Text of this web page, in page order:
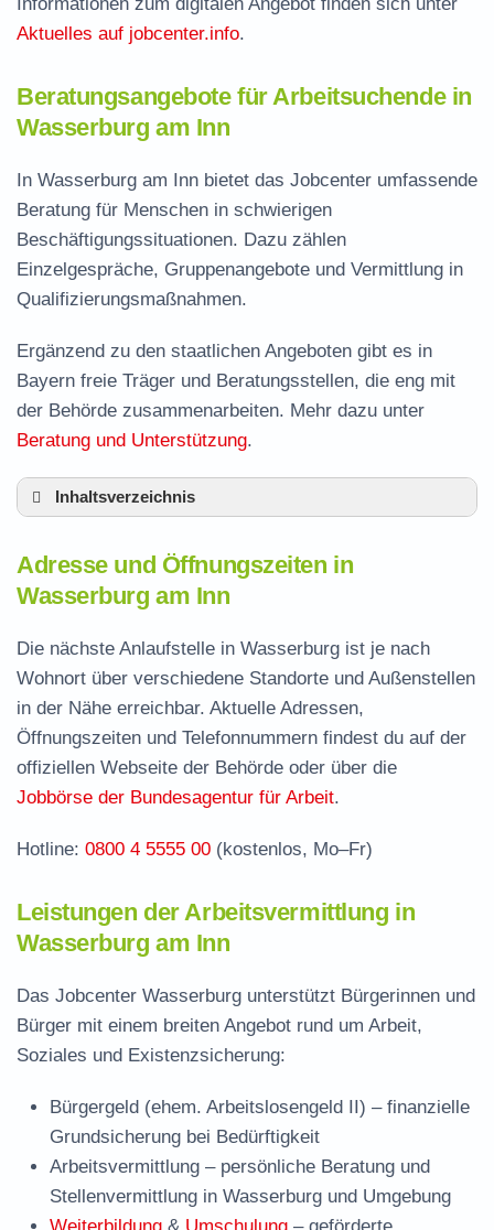
Aktuelles auf jobcenter.info.
Beratungsangebote für Arbeitsuchende in
Wasserburg am Inn
In Wasserburg am Inn bietet das Jobcenter umfassende
Beratung für Menschen in schwierigen
Beschäftigungssituationen. Dazu zählen
Einzelgespräche, Gruppenangebote und Vermittlung in
Qualifizierungsmaßnahmen.
Ergänzend zu den staatlichen Angeboten gibt es in
Bayern freie Träger und Beratungsstellen, die eng mit
der Behörde zusammenarbeiten. Mehr dazu unter
Beratung und Unterstützung.
Inhaltsverzeichnis
Leistungen der Arbeitsvermittlung in
Wasserburg
Termin vereinbaren und Bürgergeld beantragen
Jobcenter Rosenheim – zuständige Stelle
Häufige Fragen rund ums Jobcenter
Adresse und Öffnungszeiten in
Wasserburg am Inn
Die nächste Anlaufstelle in Wasserburg ist je nach
Wohnort über verschiedene Standorte und Außenstellen
in der Nähe erreichbar. Aktuelle Adressen,
Öffnungszeiten und Telefonnummern findest du auf der
offiziellen Webseite der Behörde oder über die
Jobbörse der Bundesagentur für Arbeit.
Hotline: 0800 4 5555 00 (kostenlos, Mo–Fr)
Leistungen der Arbeitsvermittlung in
Wasserburg am Inn
Das Jobcenter Wasserburg unterstützt Bürgerinnen und
Bürger mit einem breiten Angebot rund um Arbeit,
Soziales und Existenzsicherung:
Bürgergeld (ehem. Arbeitslosengeld II) – finanzielle
Grundsicherung bei Bedürftigkeit
Arbeitsvermittlung – persönliche Beratung und
Stellenvermittlung in Wasserburg und Umgebung